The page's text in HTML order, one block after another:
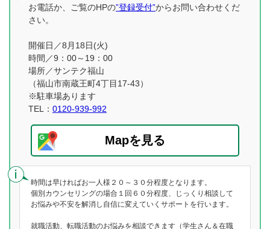
お電話か、ご覧のHPの”登録受付”からお問い合わせくだ
さい。
開催日／8月18日(火)
時間／9：00～19：00
場所／サンテク福山
（福山市南蔵王町4丁目17-43）
※駐車場あります
TEL： 0120-939-992
Mapを見る
時間は早ければお一人様２０～３０分程度となります。
個別カウンセリングの場合１回６０分程度、じっくり相談して
お悩みや不安を解消し自信に変えていくサポートを行います。
就職活動、転職活動のお悩みを相談できます（学生さん＆在職